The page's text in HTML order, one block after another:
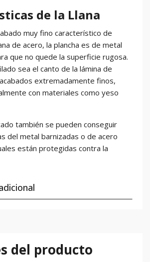
de la Llana
muy fino característico de
de acero, la plancha es de metal
que no quede la superficie rugosa.
sea el canto de la lámina de
extremadamente finos,
con materiales como yeso
también se pueden conseguir
del metal barnizadas o de acero
están protegidas contra la
del producto